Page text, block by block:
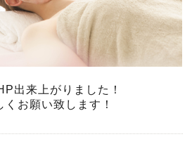
出来上がりました！
お願い致します！